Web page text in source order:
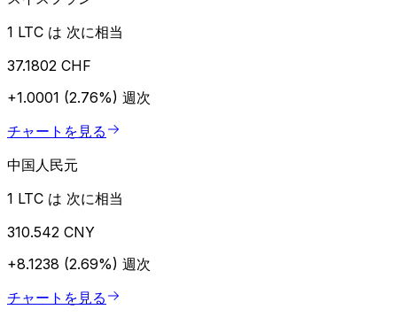
1 LTC は 次に相当
37.1802 CHF
+1.0001 (2.76%) 週次
チャートを見る
中国人民元
1 LTC は 次に相当
310.542 CNY
+8.1238 (2.69%) 週次
チャートを見る